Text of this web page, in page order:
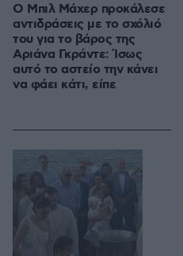
Ο Μπιλ Μάχερ προκάλεσε
αντιδράσεις με το σχόλιό
του για το βάρος της
Αριάνα Γκράντε: Ίσως
αυτό το αστείο την κάνει
να φάει κάτι, είπε